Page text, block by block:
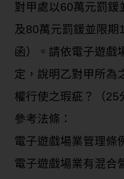
對甲處以60萬元罰鍰
及80萬元罰鍰並限期
函）。請依電子遊戲
定，說明乙對甲所為
權行使之瑕疵？（25
參考法條：
電子遊戲場業管理條
電子遊戲場業有混合